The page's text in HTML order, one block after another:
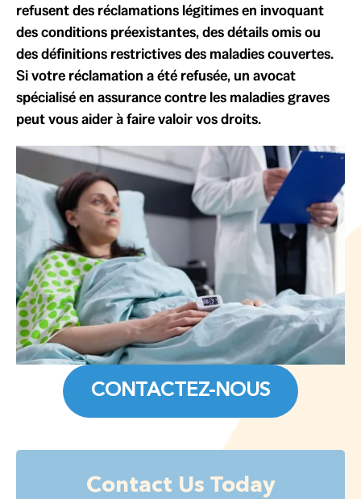
refusent des réclamations légitimes en invoquant
des conditions préexistantes, des détails omis ou
des définitions restrictives des maladies couvertes.
Si votre réclamation a été refusée, un avocat
spécialisé en assurance contre les maladies graves
peut vous aider à faire valoir vos droits.
CONTACTEZ-NOUS
Contact Us Today